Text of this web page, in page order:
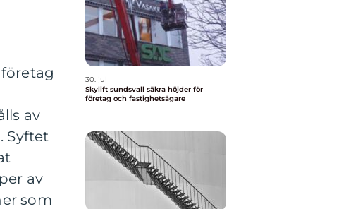
av
Syftet
av
som
30. jul
Skylift sundsvall säkra höjder för
företag och fastighetsägare